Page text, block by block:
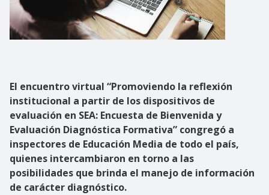
El encuentro virtual “Promoviendo la reflexión
institucional a partir de los dispositivos de
evaluación en SEA: Encuesta de Bienvenida y
Evaluación Diagnóstica Formativa” congregó a
inspectores de Educación Media de todo el país,
quienes intercambiaron en torno a las
posibilidades que brinda el manejo de información
de carácter diagnóstico.